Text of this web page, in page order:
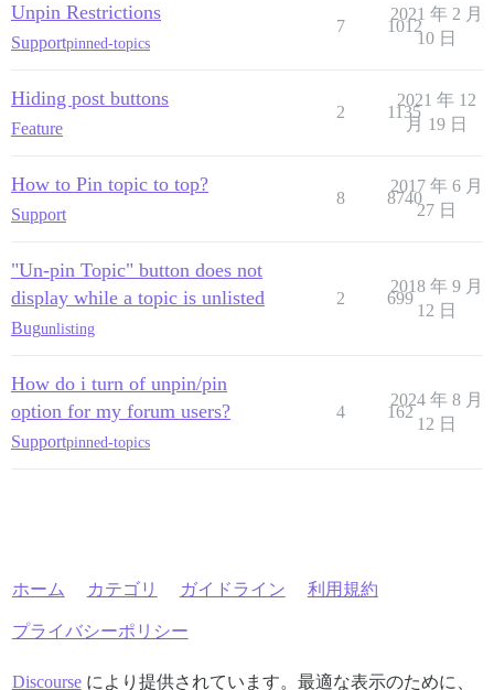
Unpin Restrictions
Supportpinned-topics
7 1012
2021 年 2 月
10 日
Hiding post buttons
Feature
2 1135
2021 年 12
月 19 日
How to Pin topic to top?
Support
8 8740
2017 年 6 月
27 日
"Un-pin Topic" button does not
display while a topic is unlisted
Bugunlisting
2 699
2018 年 9 月
12 日
How do i turn of unpin/pin
option for my forum users?
Supportpinned-topics
4 162
2024 年 8 月
12 日
ホーム カテゴリ ガイドライン 利用規約
プライバシーポリシー
Discourseにより提供されています。最適な表示のために、